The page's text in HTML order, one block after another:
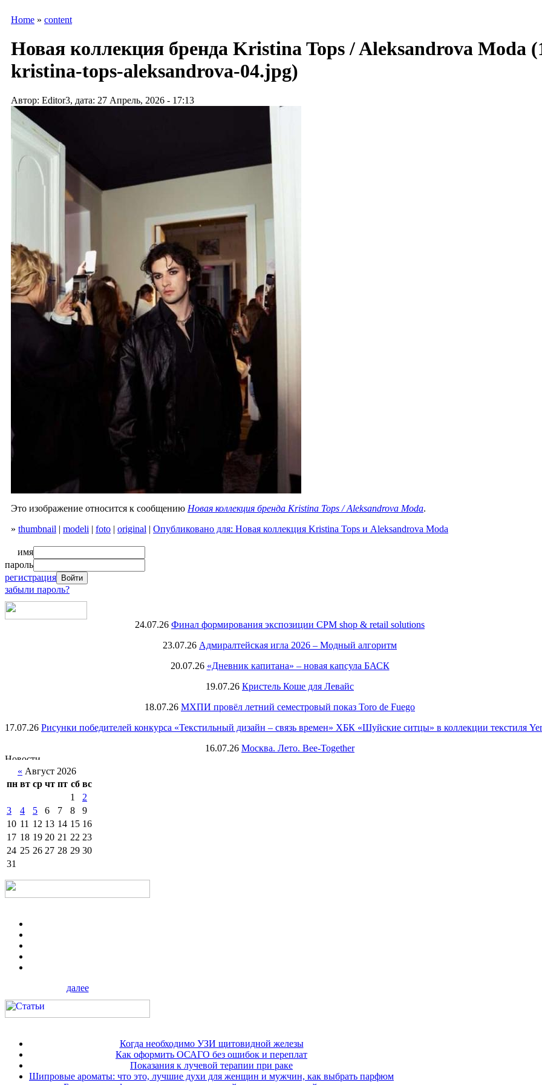
Home » content
Новая коллекция бренда Kristina Tops / Aleksandrova Moda
kristina-tops-aleksandrova-04.jpg)
Автор: Editor3, дата: 27 Апрель, 2026 - 17:13
Это изображение относится к сообщению Новая коллекция бренда Kristina Tops / Aleksandrova Moda.
» thumbnail | modeli | foto | original | Опубликовано для: Новая коллекция Kristina Tops и Aleksandrova Moda
имя
пароль
регистрация
забыли пароль?
24.07.26 Финал формирования экспозиции CPM shop & retail solutions
23.07.26 Адмиралтейская игла 2026 – Модный алгоритм
20.07.26 «Дневник капитана» – новая капсула БАСК
19.07.26 Кристель Коше для Левайс
18.07.26 МХПИ провёл летний семестровый показ Toro de Fuego
17.07.26 Рисунки победителей конкурса «Текстильный дизайн – связь времен» ХБК «Шуйские ситцы» в коллекции текстиля
16.07.26 Москва. Лето. Bee-Together
« Август 2026
пн вт ср чт пт сб вс
1
2
3
4 5 6 7 8
9
10 11 12 13 14 15 16
17 18 19 20 21 22 23
24 25 26 27 28 29 30
31
далее
Когда необходимо УЗИ щитовидной железы
Как оформить ОСАГО без ошибок и переплат
Показания к лучевой терапии при раке
Шипровые ароматы: что это, лучшие духи для женщин и мужчин, как выбрать парфюм